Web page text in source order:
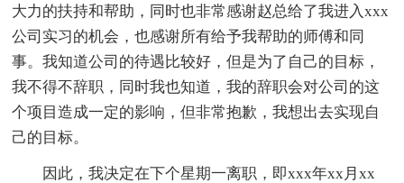
大力的扶持和帮助，同时也非常感谢赵总给了我进入xxx
公司实习的机会，也感谢所有给予我帮助的师傅和同
事。我知道公司的待遇比较好，但是为了自己的目标，
我不得不辞职，同时我也知道，我的辞职会对公司的这
个项目造成一定的影响，但非常抱歉，我想出去实现自
己的目标。
因此，我决定在下个星期一离职，即xxx年xx月xx